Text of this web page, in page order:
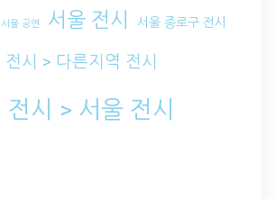
서울 공연 서울 전시 서울 종로구 전시
전시 > 다른지역 전시
전시 > 서울 전시